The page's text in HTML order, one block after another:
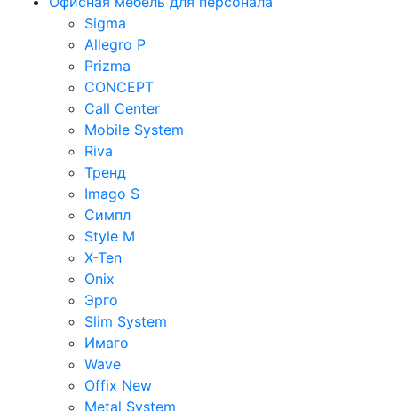
Sigma
Allegro P
Prizma
CONCEPT
Call Center
Mobile System
Riva
Тренд
Imago S
Симпл
Style M
X-Ten
Onix
Эрго
Slim System
Имаго
Wave
Offix New
Metal System